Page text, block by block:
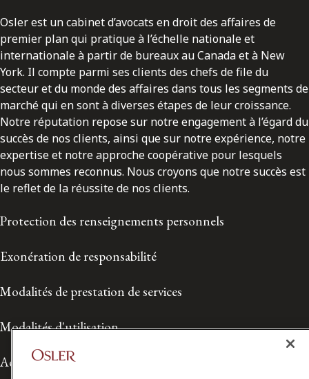
Osler est un cabinet d’avocats en droit des affaires de
premier plan qui pratique à l’échelle nationale et
internationale à partir de bureaux au Canada et à New
York. Il compte parmi ses clients des chefs de file du
secteur et du monde des affaires dans tous les segments de
marché qui en sont à diverses étapes de leur croissance.
Notre réputation repose sur notre engagement à l’égard du
succès de nos clients, ainsi que sur notre expérience, notre
expertise et notre approche coopérative pour lesquels
nous sommes reconnus. Nous croyons que notre succès est
le reflet de la réussite de nos clients.
Protection des renseignements personnels
Exonération de responsabilité
Modalités de prestation de services
Modalités d'utilisation
Accessibilité